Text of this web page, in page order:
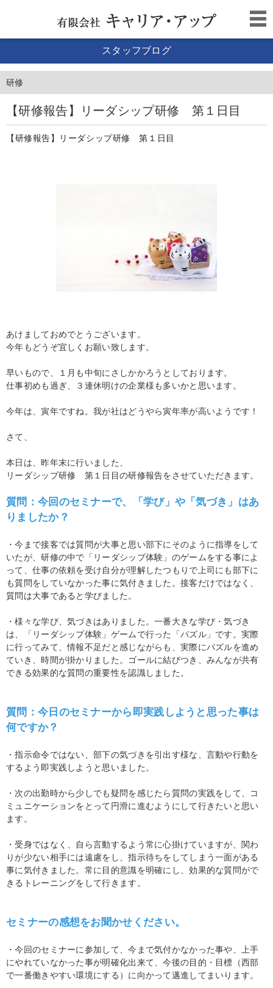
スタッフブログ
研修
【研修報告】リーダシップ研修 第１日目
【研修報告】リーダシップ研修 第１日目
あけましておめでとうございます。
今年もどうぞ宜しくお願い致します。
早いもので、１月も中旬にさしかかろうとしております。
仕事初めも過ぎ、３連休明けの企業様も多いかと思います。
今年は、寅年ですね。我が社はどうやら寅年率が高いようです！
さて、
本日は、昨年末に行いました、
リーダシップ研修 第１日目の研修報告をさせていただきます。
質問：今回のセミナーで、「学び」や「気づき」はあ
りましたか？
・今まで接客では質問が大事と思い部下にそのように指導をして
いたが、研修の中で「リーダシップ体験」のゲームをする事によ
って、仕事の依頼を受け自分が理解したつもりで上司にも部下に
も質問をしていなかった事に気付きました。接客だけではなく、
質問は大事であると学びました。
・様々な学び、気づきはありました。一番大きな学び・気づき
は、「リーダシップ体験」ゲームで行った「パズル」です。実際
に行ってみて、情報不足だと感じながらも、実際にパズルを進め
ていき、時間が掛かりました。ゴールに結びつき、みんなが共有
できる効果的な質問の重要性を認識しました。
質問：今日のセミナーから即実践しようと思った事は
何ですか？
・指示命令ではない、部下の気づきを引出す様な、言動や行動を
するよう即実践しようと思いました。
・次の出勤時から少しでも疑問を感じたら質問の実践をして、コ
ミュニケーションをとって円滑に進むようにして行きたいと思い
ます。
・受身ではなく、自ら言動するよう常に心掛けていますが、関わ
りが少ない相手には遠慮をし、指示待ちをしてしまう一面がある
事に気付きました。常に目的意識を明確にし、効果的な質問がで
きるトレーニングをして行きます。
セミナーの感想をお聞かせください。
・今回のセミナーに参加して、今まで気付かなかった事や、上手
にやれていなかった事が明確化出来て、今後の目的・目標（西部
で一番働きやすい環境にする）に向かって邁進してまいります。